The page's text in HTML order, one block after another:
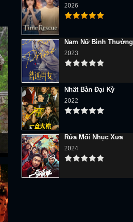
2026
Nam Nữ Bình Thường
2023
Nhất Bàn Đại Kỳ
2022
Rửa Mối Nhục Xưa
2024